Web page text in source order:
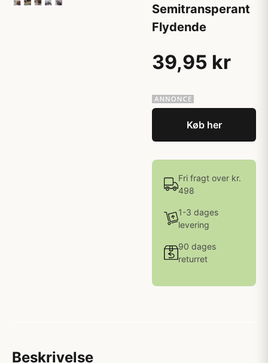
Semitransperant
Flydende
39,95 kr
Køb her
Fri fragt over kr.
498
1-3 dages
levering
90 dages
returret
Beskrivelse